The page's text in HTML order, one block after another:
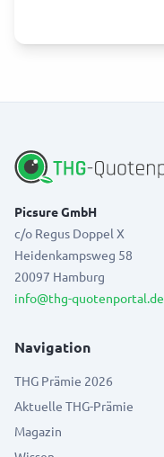
Picsure GmbH
c/o Regus Doppel X
Heidenkampsweg 58
20097 Hamburg
info@thg-quotenportal.de
Navigation
THG Prämie 2026
Aktuelle THG-Prämie
Magazin